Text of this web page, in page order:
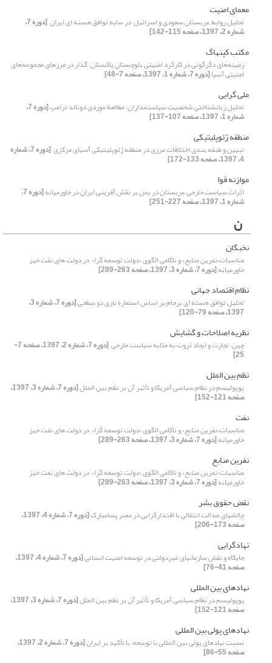
معمای امنیت
تحلیل روابط عربستان سعودی و اسرائیل ‏ در سایه توافق هسته ای ایران ‏ [دوره 7،
شماره 2، 1397، صفحه 115-142]
مکتب کپنهاگ
زمینه‌های دگرگونی در کارکرد امنیتی بلوچستانِ پاکستان: گذار در مرزهای مجموعه‌های
امنیتی آسیا[دوره 7، شماره 1، 1397، صفحه 7-48]
ملی گرایی
تحلیل زبانشناختی شخصیت سیاستمداران: مطالعة موردی دونالد ترامپ [دوره 7،
شماره 1، 1397، صفحه 107-137]
منطقه ژئوپلیتیکی
تبیین و طبقه بندی اختلافات مرزی در منطقه ژئوپلیتیکی آسیای مرکزی ‏ [دوره 7، شماره
4، 1397، صفحه 133-172]
موازنه قوا
اثرات سیاست خارجی عربستان در یمن بر نقش آفرینی ایران در خاورمیانه [دوره 7،
شماره 1، 1397، صفحه 227-251]
ن
نخبگان
مناسبات«نفرین منابع» و ناکامی الگوی «دولت توسعه گرا» ‏ در دولت های نفت خیز
خاورمیانه[دوره 7، شماره 3، 1397، صفحه 263-289]
نظام اقتصاد جهانی
تحلیل توافق هسته ای برجام بر اساس استعاره بازی دو سطحی [دوره 7، شماره 3،
1397، صفحه 79-120]
نظریه اصلاحات و گشایش
چین، تجارت و ایجاد ثروت به مثابه سیاست خارجی ‏ [دوره 7، شماره 2، 1397، صفحه 7-
25]
نظم بین الملل
پوپولیسم در نظام سیاسی آمریکا و تأثیر آن بر نظم بین الملل [دوره 7، شماره 3، 1397،
صفحه 121-152]
نفت
مناسبات«نفرین منابع» و ناکامی الگوی «دولت توسعه گرا» ‏ در دولت های نفت خیز
خاورمیانه[دوره 7، شماره 3، 1397، صفحه 263-289]
نفرین منابع
مناسبات«نفرین منابع» و ناکامی الگوی «دولت توسعه گرا» ‏ در دولت های نفت خیز
خاورمیانه[دوره 7، شماره 3، 1397، صفحه 263-289]
نقض حقوق بشر
چالش‏های عدالت انتقالی با اقتدارگرایی در مصر پسامبارک [دوره 7، شماره 4، 1397،
صفحه 173-206]
نهادگرایی
جایگاه و نقش سازمانهای غیردولتی در توسعه امنیت انسانی [دوره 7، شماره 4، 1397،
صفحه 41-76]
نهادهای بین المللی
پوپولیسم در نظام سیاسی آمریکا و تأثیر آن بر نظم بین الملل [دوره 7، شماره 3، 1397،
صفحه 121-152]
نهادهای پولی بین المللی
نسبت نهادهای پولی بین‏ المللی با توسعه، با تأکید بر ایران [دوره 7، شماره 2، 1397،
صفحه 55-86]